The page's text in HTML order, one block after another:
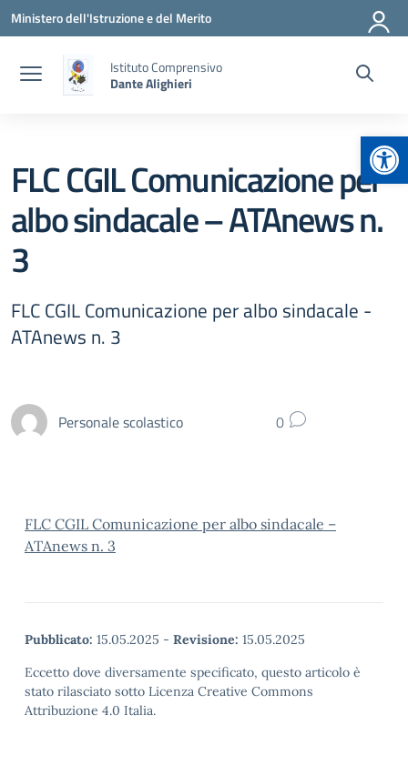
Vai ai contenuti
Vai al menu di navigazione
Vai al footer
Ministero dell'Istruzione e del Merito
Istituto Comprensivo
Dante Alighieri
FLC CGIL Comunicazione per
albo sindacale – ATAnews n.
3
FLC CGIL Comunicazione per albo sindacale -
ATAnews n. 3
Personale scolastico 0
FLC CGIL Comunicazione per albo sindacale –
ATAnews n. 3
Pubblicato: 15.05.2025 - Revisione: 15.05.2025
Eccetto dove diversamente specificato, questo articolo è
stato rilasciato sotto Licenza Creative Commons
Attribuzione 4.0 Italia.